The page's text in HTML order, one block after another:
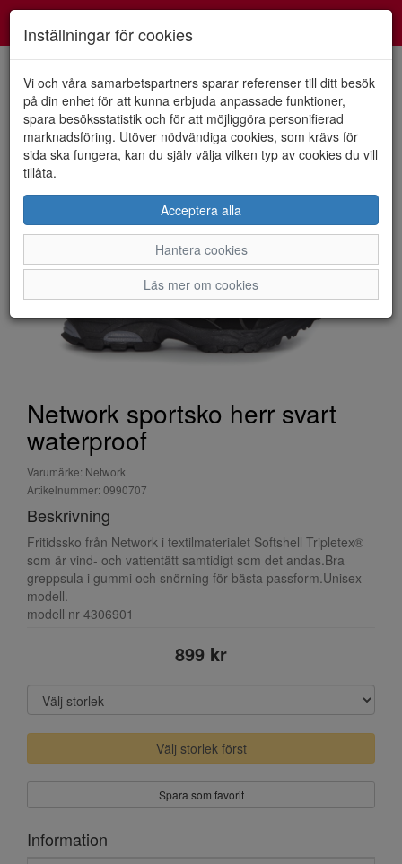
HEM NETWORK
Network sportsko herr svart
waterproof
Varumärke: Network
Artikelnummer: 0990707
Beskrivning
Fritidssko från Network i textilmaterialet Softshell Tripletex®
som är vind- och vattentätt samtidigt som det andas.Bra
greppsula i gummi och snörning för bästa passform.Unisex
modell.
modell nr 4306901
899 kr
Välj storlek först
Spara som favorit
Information
Inställningar för cookies
Vi och våra samarbetspartners sparar referenser till ditt besök
på din enhet för att kunna erbjuda anpassade funktioner,
spara besöksstatistik och för att möjliggöra personifierad
marknadsföring. Utöver nödvändiga cookies, som krävs för
sida ska fungera, kan du själv välja vilken typ av cookies du vill
tillåta.
Acceptera alla
Hantera cookies
Läs mer om cookies